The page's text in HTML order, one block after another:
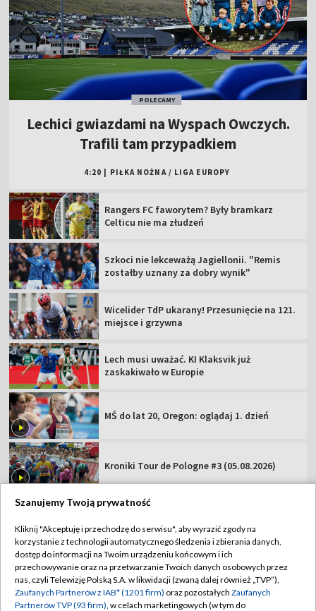
POLECAMY
Lechici gwiazdami na Wyspach Owczych.
Trafili tam przypadkiem
4:20 PIŁKA NOŻNA / LIGA EUROPY
Rangers FC faworytem? Były bramkarz
Celticu nie ma złudzeń
Szkoci nie lekceważą Jagiellonii. "Remis
zostałby uznany za dobry wynik"
Wicelider TdP ukarany! Przesunięcie na 121.
miejsce i grzywna
Lech musi uważać. KI Klaksvik już
zaskakiwało w Europie
MŚ do lat 20, Oregon: oglądaj 1. dzień
Kroniki Tour de Pologne #3 (05.08.2026)
TVP
Abonament TVP
Sklep TVP
Regulamin TVP
Polityka prywatności
Szanujemy Twoją prywatność
Kliknij "Akceptuję i przechodzę do serwisu", aby wyrazić zgody na
korzystanie z technologii automatycznego śledzenia i zbierania danych,
dostęp do informacji na Twoim urządzeniu końcowym i ich
przechowywanie oraz na przetwarzanie Twoich danych osobowych przez
nas, czyli Telewizję Polską S.A. w likwidacji (zwaną dalej również „TVP”),
Zaufanych Partnerów z IAB* (1201 firm) oraz pozostałych Zaufanych
Partnerów TVP (93 firm), w celach marketingowych (w tym do